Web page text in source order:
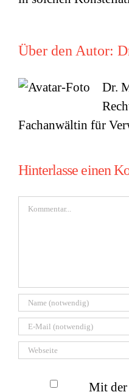
Über den Autor:
Dr.
Fachanwältin für
Hinterlasse einen
Kommentar
Mit der